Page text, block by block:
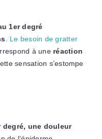
1er degré
Le besoin de gratter
à une réaction
sensation s’estompe
degré, une douleur